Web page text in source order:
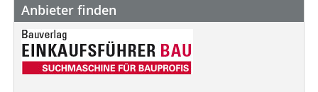
Anbieter finden